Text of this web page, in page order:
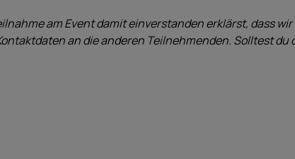
am Event damit einverstanden erklärst, dass
an die anderen Teilnehmenden. Solltest